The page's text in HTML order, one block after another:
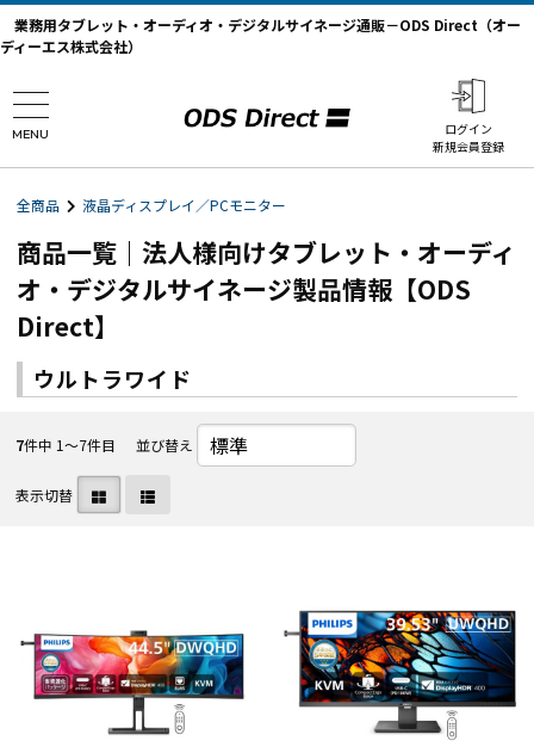
業務用タブレット・オーディオ・デジタルサイネージ通販－ODS Direct（オー
ディーエス株式会社）
MENU
ログイン
新規会員登録
全商品 液晶ディスプレイ／PCモニター
商品一覧｜法人様向けタブレット・オーディ
オ・デジタルサイネージ製品情報【ODS
Direct】
ウルトラワイド
7件中 1〜7件目 並び替え
表示切替